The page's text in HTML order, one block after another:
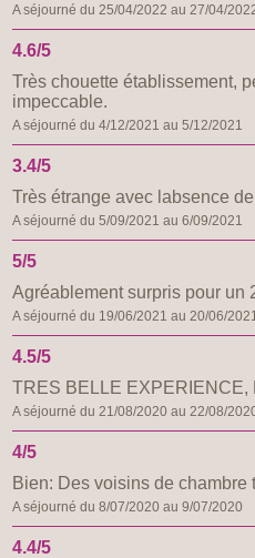
A séjourné du 25/04/2022 au 27/04/
4.6/5
Très chouette établissement,
impeccable.
A séjourné du 4/12/2021 au 5/12/2021
3.4/5
Très étrange avec labsence
A séjourné du 5/09/2021 au 6/09/2021
5/5
Agréablement surpris pour un
A séjourné du 19/06/2021 au 20/06/2021
4.5/5
TRES BELLE
A séjourné du 21/08/2020 au 22/08/
4/5
Bien: Des voisins de chambre
A séjourné du 8/07/2020 au 9/07/2020
4.4/5